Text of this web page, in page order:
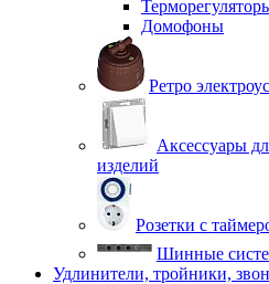
Домофоны
Ретро
Аксессуары
изделий
Розетки с
Шинные
Удлинители, тройники,